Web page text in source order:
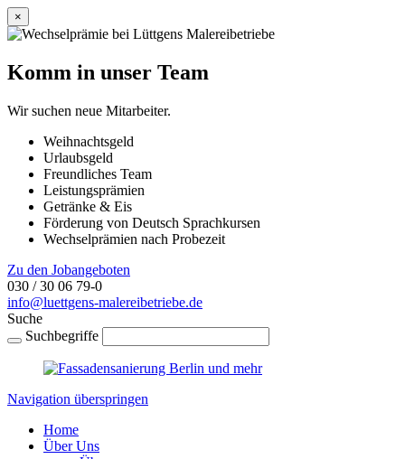
×
Komm in unser Team
Wir suchen neue Mitarbeiter.
Weihnachtsgeld
Urlaubsgeld
Freundliches Team
Leistungsprämien
Getränke & Eis
Förderung von Deutsch Sprachkursen
Wechselprämien nach Probezeit
Zu den Jobangeboten
030 / 30 06 79-0
info@luettgens-malereibetriebe.de
Suche
Suchbegriffe
Navigation überspringen
Home
Über Uns